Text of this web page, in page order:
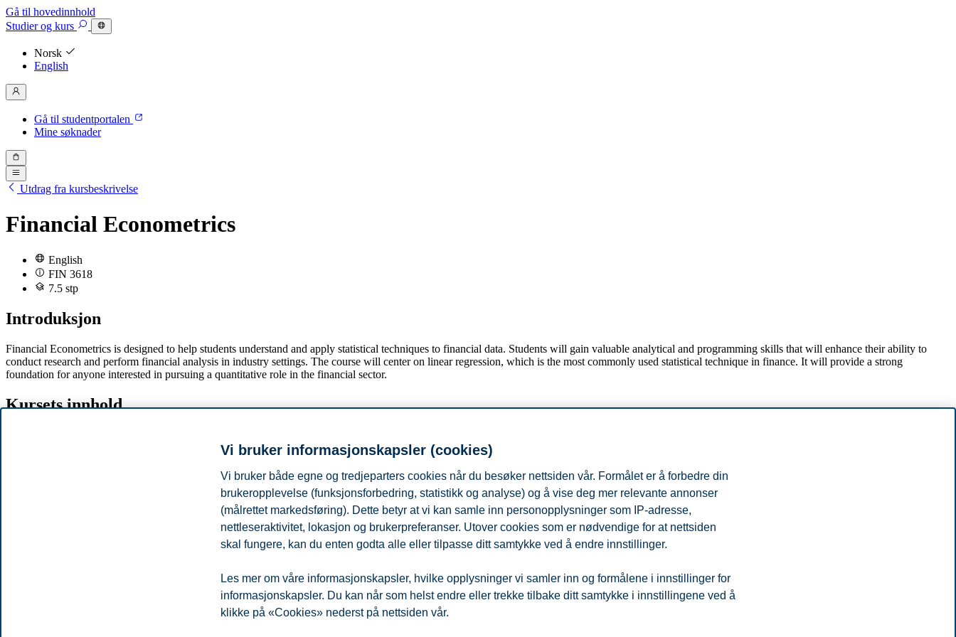
Gå til hovedinnhold
Studierog kurs
Norsk
English
Gå til studentportalen
Mine søknader
Utdrag fra kursbeskrivelse
Financial Econometrics
English
FIN 3618
7.5 stp
Introduksjon
Financial Econometrics is designed to help students understand and apply statistical techniques to financial data. Students will gain valuable analytical and programming skills that will enhance their ability to
conduct research and perform financial analysis in industry settings. The course will center on linear regression, which is the most commonly used statistical technique in finance. It will provide a strong
foundation for anyone interested in pursuing a quantitative role in the financial sector.
Kursets innhold
2. Overview of the collection, transformation, and interpretation of financial data.
3. The capital asset pricing model (CAPM), which will be used in econometric exercises throughout the course.
4. Linear regression and its extensions, which form the foundation of financial econometrics.
5. Diagnostic tests for problems in linear regression.
Dette er et utdrag fra den komplette kursbeskrivelsen for kurset. Dersom du er aktiv student på BI, kan du finne de komplette kursbeskrivelsene med informasjon om bl.a. læringsmål, læreprosess, pensum og
eksamen på portal.bi.no. Vi tar forbehold om endringer i denne beskrivelsen.
Vi bruker informasjonskapsler (cookies)
Vi bruker både egne og tredjeparters cookies når du besøker nettsiden vår. Formålet er å forbedre din
brukeropplevelse (funksjonsforbedring, statistikk og analyse) og å vise deg mer relevante annonser
(målrettet markedsføring). Dette betyr at vi kan samle inn personopplysninger som IP-adresse,
nettleseraktivitet, lokasjon og brukerpreferanser. Utover cookies som er nødvendige for at nettsiden
skal fungere, kan du enten godta alle eller tilpasse ditt samtykke ved å endre innstillinger.
Les mer om våre informasjonskapsler, hvilke opplysninger vi samler inn og formålene i innstillinger for
informasjonskapsler. Du kan når som helst endre eller trekke tilbake ditt samtykke i innstillingene ved å
klikke på «Cookies» nederst på nettsiden vår.